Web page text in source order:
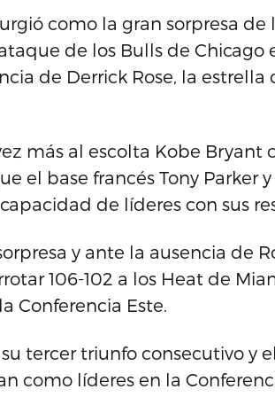
como la gran sorpresa
de los Bulls de Chicago
de Derrick Rose, la
más al escolta Kobe Bryant
el base francés Tony Parker
de líderes con sus
y ante la ausencia de
106-102 a los Heat de
Conferencia Este.
tercer triunfo consecutivo y
como líderes en la